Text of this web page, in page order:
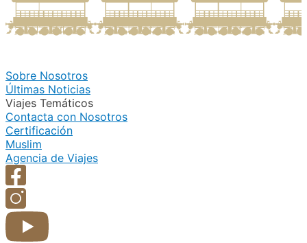
Sobre Nosotros
Últimas Noticias
Viajes Temáticos
Contacta con Nosotros
Certificación
Muslim
Agencia de Viajes